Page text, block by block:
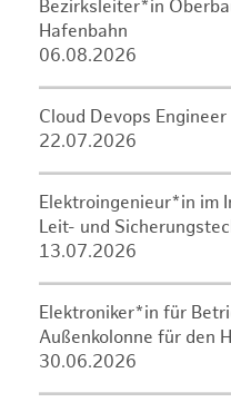
Bezirksleiter*in
Hafenbahn
06.08.2026
Cloud Devops
22.07.2026
Elektroingenieur*in im
Leit- und
13.07.2026
Elektroniker*in für
Außenkolonne für den
30.06.2026